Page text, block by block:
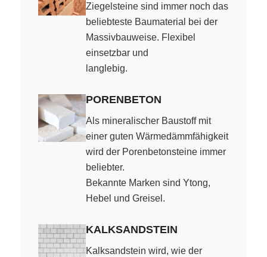
Ziegelsteine sind immer noch das
beliebteste Baumaterial bei der
Massivbauweise. Flexibel
einsetzbar und
langlebig.
PORENBETON
Als mineralischer Baustoff mit
einer guten Wärmedämmfähigkeit
wird der Porenbetonsteine immer
beliebter.
Bekannte Marken sind Ytong,
Hebel und Greisel.
KALKSANDSTEIN
Kalksandstein wird, wie der